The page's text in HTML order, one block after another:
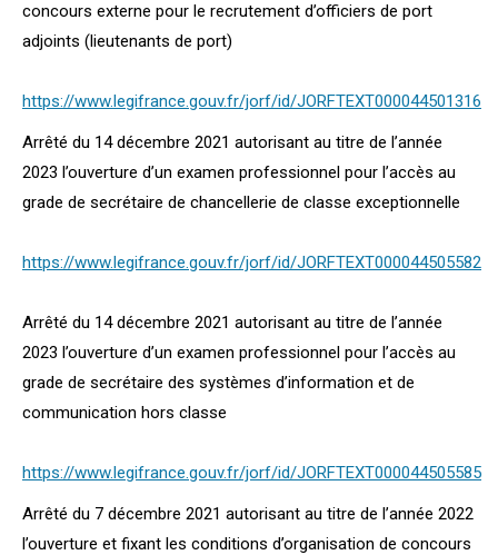
concours externe pour le recrutement d’officiers de port
adjoints (lieutenants de port)
https://www.legifrance.gouv.fr/jorf/id/JORFTEXT000044501316
Arrêté du 14 décembre 2021 autorisant au titre de l’année
2023 l’ouverture d’un examen professionnel pour l’accès au
grade de secrétaire de chancellerie de classe exceptionnelle
https://www.legifrance.gouv.fr/jorf/id/JORFTEXT000044505582
Arrêté du 14 décembre 2021 autorisant au titre de l’année
2023 l’ouverture d’un examen professionnel pour l’accès au
grade de secrétaire des systèmes d’information et de
communication hors classe
https://www.legifrance.gouv.fr/jorf/id/JORFTEXT000044505585
Arrêté du 7 décembre 2021 autorisant au titre de l’année 2022
l’ouverture et fixant les conditions d’organisation de concours